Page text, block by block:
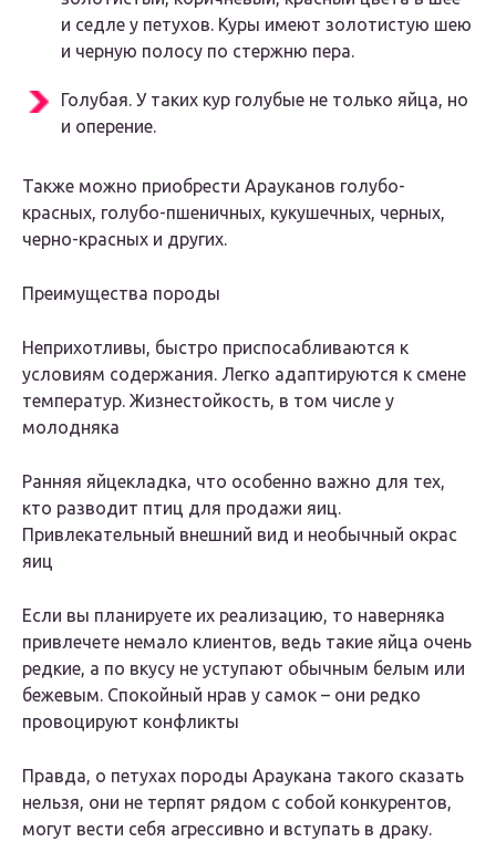
и седле у петухов. Куры имеют золотистую шею
и черную полосу по стержню пера.
Голубая. У таких кур голубые не только яйца, но
и оперение.
Также можно приобрести Арауканов голубо-
красных, голубо-пшеничных, кукушечных, черных,
черно-красных и других.
Преимущества породы
Неприхотливы, быстро приспосабливаются к
условиям содержания. Легко адаптируются к смене
температур. Жизнестойкость, в том числе у
молодняка
Ранняя яйцекладка, что особенно важно для тех,
кто разводит птиц для продажи яиц.
Привлекательный внешний вид и необычный окрас
яиц
Если вы планируете их реализацию, то наверняка
привлечете немало клиентов, ведь такие яйца очень
редкие, а по вкусу не уступают обычным белым или
бежевым. Спокойный нрав у самок – они редко
провоцируют конфликты
Правда, о петухах породы Араукана такого сказать
нельзя, они не терпят рядом с собой конкурентов,
могут вести себя агрессивно и вступать в драку.